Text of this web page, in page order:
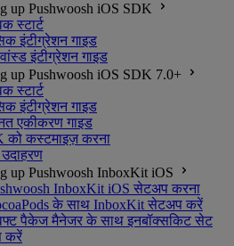
up Pushwoosh iOS SDK
स्टार्ट
इंटीग्रेशन गाइड
इंटीग्रेशन गाइड
up Pushwoosh iOS SDK 7.0+
स्टार्ट
इंटीग्रेशन गाइड
एकीकरण गाइड
को कस्टमाइज़ करना
up Pushwoosh InboxKit iOS
InboxKit iOS सेटअप करना
के साथ InboxKit सेटअप करें
पैकेज मैनेजर के साथ इनबॉक्सकिट सेट
करें